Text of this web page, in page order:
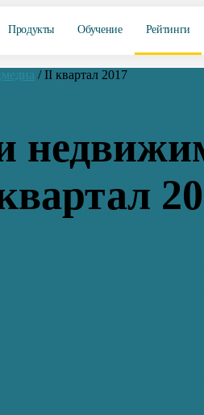
Продукты Обучение Рейтинги
/ II квартал 2017